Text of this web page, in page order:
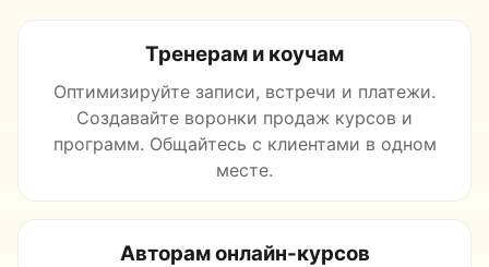
Тренерам и коучам
Оптимизируйте записи, встречи и платежи.
Создавайте воронки продаж курсов и
программ. Общайтесь с клиентами в одном
месте.
Авторам онлайн-курсов